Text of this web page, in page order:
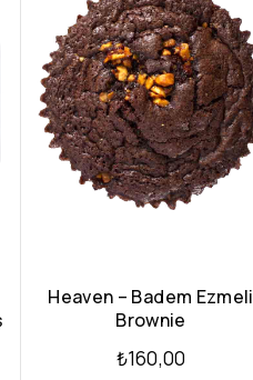
Heaven – Badem Ezmeli
Brownie
₺160,00